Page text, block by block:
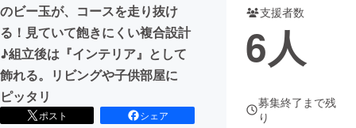
CAMPFIREふるさと納税
コミュニティ
のビー玉が、コースを走り抜け
る！見ていて飽きにくい複合設計
♪組立後は『インテリア』として
飾れる。リビングや子供部屋に
ピッタリ
ポスト
シェア
支援者数
6人
募集終了まで残
り